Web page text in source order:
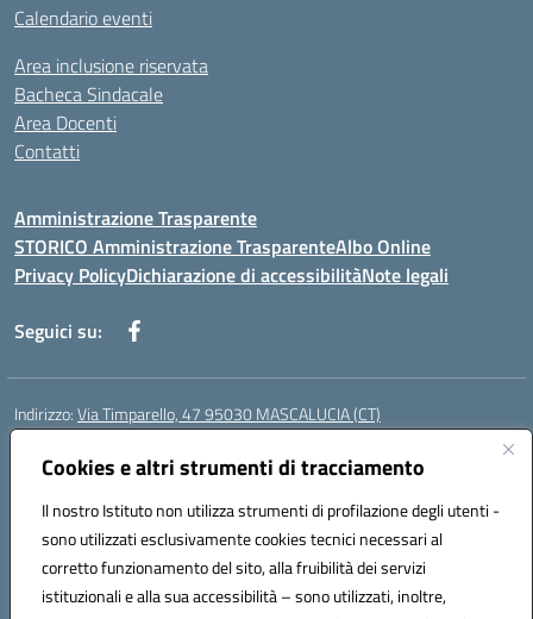
Cookies e altri strumenti di tracciamento
Il nostro Istituto non utilizza strumenti di profilazione degli utenti -
sono utilizzati esclusivamente cookies tecnici necessari al
corretto funzionamento del sito, alla fruibilità dei servizi
istituzionali e alla sua accessibilità – sono utilizzati, inoltre,
Calendario eventi
Area inclusione riservata
Bacheca Sindacale
Area Docenti
Contatti
Amministrazione Trasparente
STORICO Amministrazione TrasparenteAlbo Online
Privacy PolicyDichiarazione di accessibilitàNote legali
Seguici su:
Indirizzo:Via Timparello, 47 95030 MASCALUCIA (CT)
Centralino:
Posta elettronica certificata (PEC):ctic8bc002@pec.istruzione.it
Codice fiscale: 93238350875
Codice meccanografico:ctic8bc002
Codice Indice delle Pubbliche Amministrazioni (IPA): istsc_ctic8bc002
Codice unico di fatturazione (CUF): 2PO2JW